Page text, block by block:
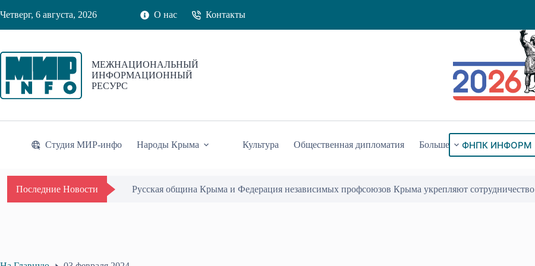
к
Четверг, 6 августа, 2026 О нас Контакты
МЕЖНАЦИОНАЛЬНЫЙ
ИНФОРМАЦИОННЫЙ
РЕСУРС
Студия МИР-инфо Народы Крыма Культура Общественная дипломатия Больше ФНПК ИНФОРМ
Последние Новости Русская община Крыма и Федерация независимых профсоюзов Крыма укрепляют сотрудничество